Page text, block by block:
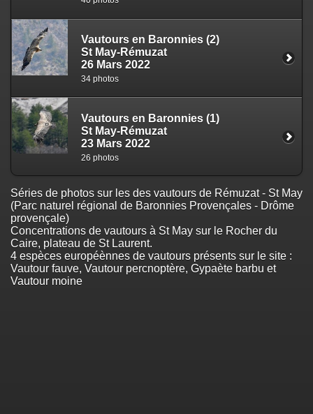
Vautours en Baronnies (2)
St May-Rémuzat
26 Mars 2022
34 photos
Vautours en Baronnies (1)
St May-Rémuzat
23 Mars 2022
26 photos
Séries de photos sur les des vautours de Rémuzat - St May
(Parc naturel régional de Baronnies Provençales - Drôme
provençale)
Concentrations de vautours à St May sur le Rocher du
Caire, plateau de St Laurent.
4 espèces européènnes de vautours présents sur le site :
Vautour fauve, Vautour percnoptère, Gypaète barbu et
Vautour moine